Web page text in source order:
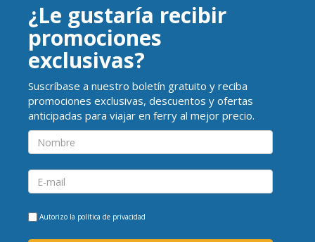
¿Le gustaría recibir
promociones
exclusivas?
Suscríbase a nuestro boletín gratuito y reciba
promociones exclusivas, descuentos y ofertas
anticipadas para viajar en ferry al mejor precio.
Autorizo la política de privacidad